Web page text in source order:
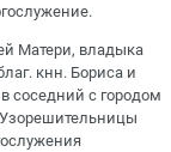
Матери, владыка
кнн. Бориса и
соседний с городом
Узорешительницы